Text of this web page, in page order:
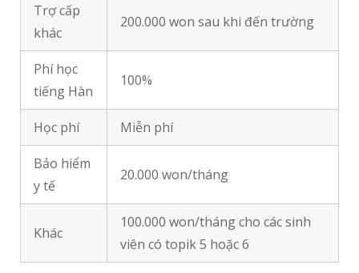
Trợ cấp
khác
200.000 won sau khi đến trường
Phí học
tiếng Hàn
100%
Học phí Miễn phí
Bảo hiểm
y tế
20.000 won/tháng
Khác
100.000 won/tháng cho các sinh
viên có topik 5 hoặc 6